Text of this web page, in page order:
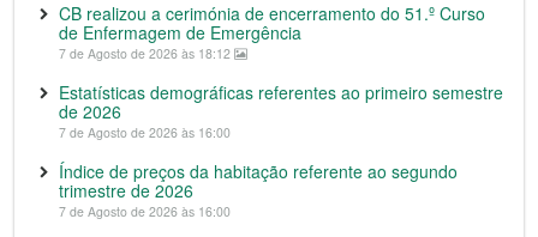
CB realizou a cerimónia de encerramento do 51.º Curso
de Enfermagem de Emergência
7 de Agosto de 2026 às 18:12
Estatísticas demográficas referentes ao primeiro semestre
de 2026
7 de Agosto de 2026 às 16:00
Índice de preços da habitação referente ao segundo
trimestre de 2026
7 de Agosto de 2026 às 16:00